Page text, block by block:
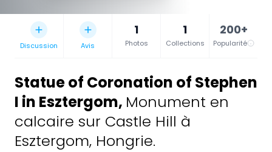
Discussion Avis
1
Photos
1
Collections
200+
Popularité
Statue of Coronation of Stephen
I in Esztergom, Monument en
calcaire sur Castle Hill à
Esztergom, Hongrie.